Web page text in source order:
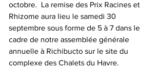
octobre.  La remise des Prix Racines et
Rhizome aura lieu le samedi 30
septembre sous forme de 5 à 7 dans le
cadre de notre assemblée générale
annuelle à Richibucto sur le site du
complexe des Chalets du Havre.